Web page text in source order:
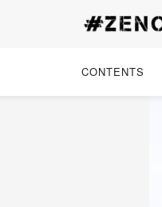
CONTENTS